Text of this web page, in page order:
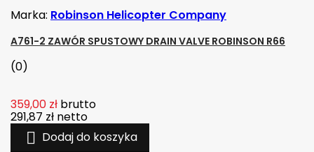
Marka: Robinson Helicopter Company
A761-2 ZAWÓR SPUSTOWY DRAIN VALVE ROBINSON R66
(0)
359,00 zł brutto
291,87 zł netto
 Dodaj do koszyka